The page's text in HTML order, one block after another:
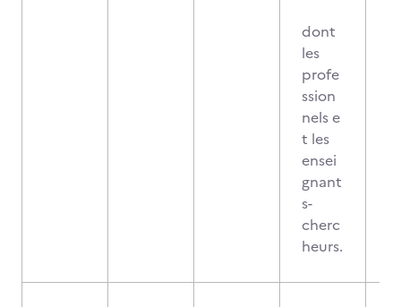
dont
les
profe
ssion
nels e
t les
ensei
gnant
s-
cherc
heurs.